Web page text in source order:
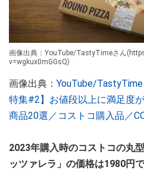
画像出典：YouTube/TastyTimeさん
v=wgkux0mGGsQ)
画像出典： YouTube/
特集#2】お値段以上に満足度
商品20選／コストコ購入品／
2023年購入時のコストコの丸
ッツァレラ」の価格は1980円で